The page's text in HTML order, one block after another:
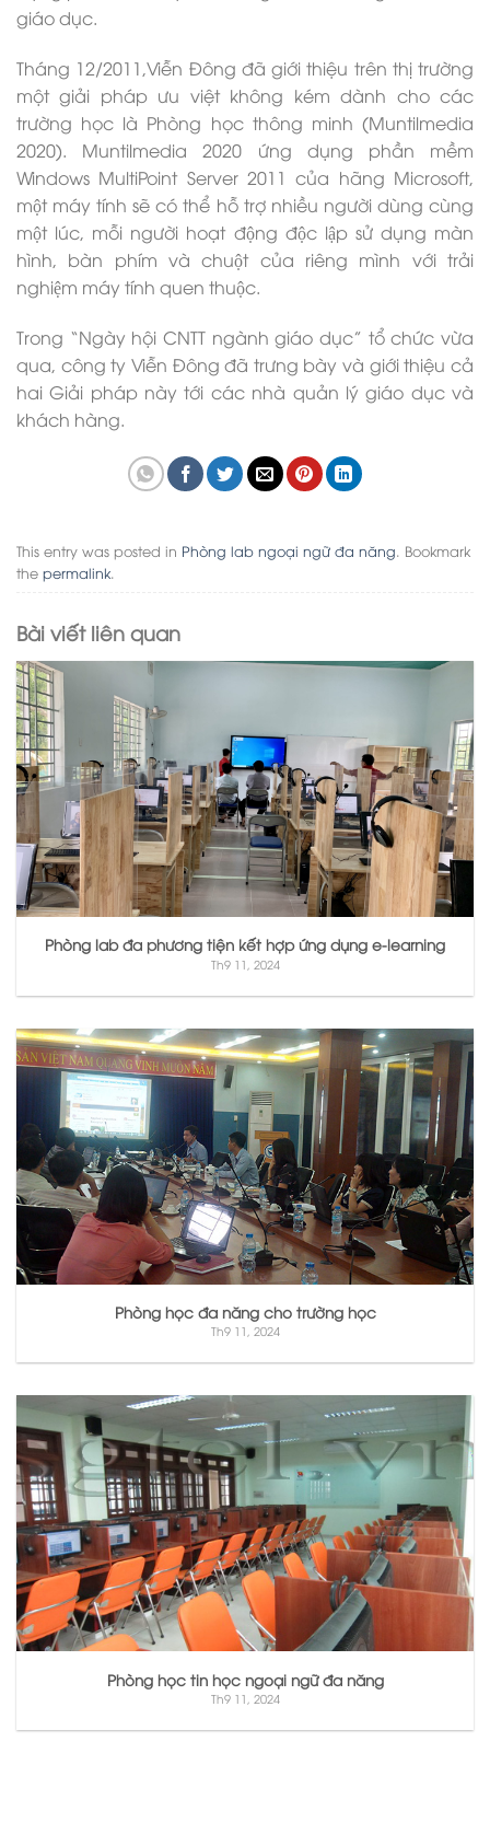
giáo dục.
Tháng 12/2011,Viễn Đông đã giới thiệu trên thị trường
một giải pháp ưu việt không kém dành cho các
trường học là Phòng học thông minh (Muntilmedia
2020). Muntilmedia 2020 ứng dụng phần mềm
Windows MultiPoint Server 2011 của hãng Microsoft,
một máy tính sẽ có thể hỗ trợ nhiều người dùng cùng
một lúc, mỗi người hoạt động độc lập sử dụng màn
hình, bàn phím và chuột của riêng mình với trải
nghiệm máy tính quen thuộc.
Trong “Ngày hội CNTT ngành giáo dục” tổ chức vừa
qua, công ty Viễn Đông đã trưng bày và giới thiệu cả
hai Giải pháp này tới các nhà quản lý giáo dục và
khách hàng.
This entry was posted in Phòng lab ngoại ngữ đa năng. Bookmark
the permalink.
Bài viết liên quan
Phòng lab đa phương tiện kết hợp ứng dụng e-learning
Th9 11, 2024
Phòng học đa năng cho trường học
Th9 11, 2024
Phòng học tin học ngoại ngữ đa năng
Th9 11, 2024